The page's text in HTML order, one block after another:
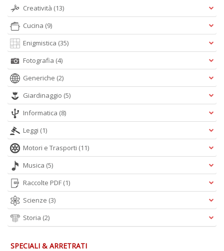
Creatività (13)
Cucina (9)
Enigmistica (35)
Fotografia (4)
Generiche (2)
Giardinaggio (5)
Informatica (8)
Leggi (1)
Motori e Trasporti (11)
Musica (5)
Raccolte PDF (1)
Scienze (3)
Storia (2)
SPECIALI & ARRETRATI